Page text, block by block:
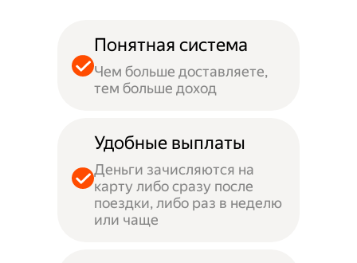
Понятная система
Чем больше доставляете,
тем больше доход
Удобные выплаты
Деньги зачисляются на
карту либо сразу после
поездки, либо раз в неделю
или чаще